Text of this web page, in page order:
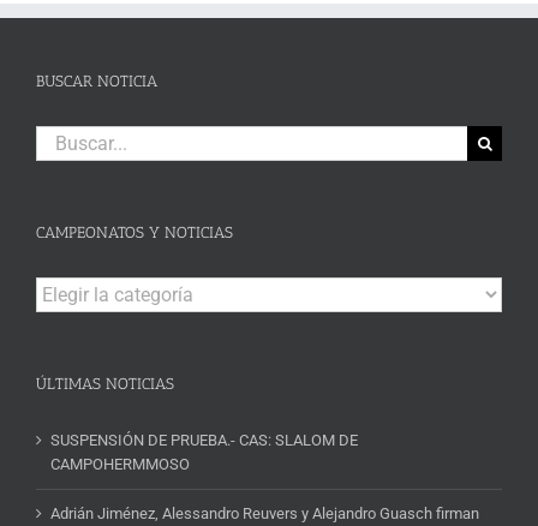
BUSCAR NOTICIA
Buscar:
CAMPEONATOS Y NOTICIAS
Campeonatos
y
ÚLTIMAS NOTICIAS
SUSPENSIÓN DE PRUEBA.- CAS: SLALOM DE
CAMPOHERMMOSO
Adrián Jiménez, Alessandro Reuvers y Alejandro Guasch firman